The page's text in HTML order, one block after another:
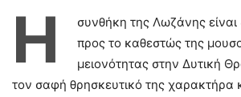
Η
συνθήκη της Λωζάνης
προς το καθεστώς της
μειονότητας στην Δυτική
τον σαφή θρησκευτικό της χαρακτήρα